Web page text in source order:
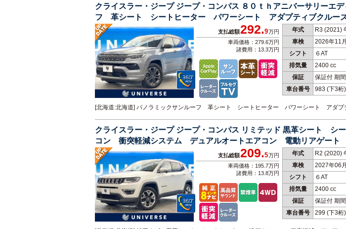
クライスラー・ジープ ジープ・コンパス ８０ｔｈアニバーサリーエ
フ 革シート シートヒーター パワーシート アダプティブクルー
ｈ ハンズフリーパワーバックドア ＬＥＤヘッドライト
年式 R3 (2021)
車検
2026年11月
シフト
６AT
排気量
2400 cc
保証
保証付 期
車台番号
983 (下3桁)
支払総額292.9万円
車両価格：279.6万円
諸費用：13.3万円
[北海道:北海道] パノラミックサンルーフ 革シート シートヒーター パワーシート アダプ
クライスラー・ジープ ジープ・コンパス リミテッド 黒革シート
コン 衝突軽減システム デュアルオートエアコン 電動リアゲー
クカメラ クリアランスソナー
年式 R2 (2020)
車検
2027年06月
シフト
６AT
排気量
2400 cc
保証
保証付 期
車台番号
299 (下3桁)
支払総額209.5万円
車両価格：195.7万円
諸費用：13.8万円